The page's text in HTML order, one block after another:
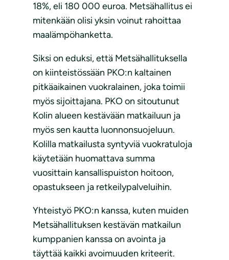
18%, eli 180 000 euroa. Metsähallitus ei
mitenkään olisi yksin voinut rahoittaa
maalämpöhanketta.
Siksi on eduksi, että Metsähallituksella
on kiinteistössään PKO:n kaltainen
pitkäaikainen vuokralainen, joka toimii
myös sijoittajana. PKO on sitoutunut
Kolin alueen kestävään matkailuun ja
myös sen kautta luonnonsuojeluun.
Kolilla matkailusta syntyviä vuokratuloja
käytetään huomattava summa
vuosittain kansallispuiston hoitoon,
opastukseen ja retkeilypalveluihin.
Yhteistyö PKO:n kanssa, kuten muiden
Metsähallituksen kestävän matkailun
kumppanien kanssa on avointa ja
täyttää kaikki avoimuuden kriteerit.